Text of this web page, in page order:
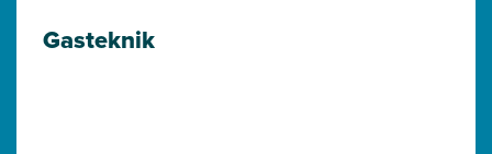
Gasteknik